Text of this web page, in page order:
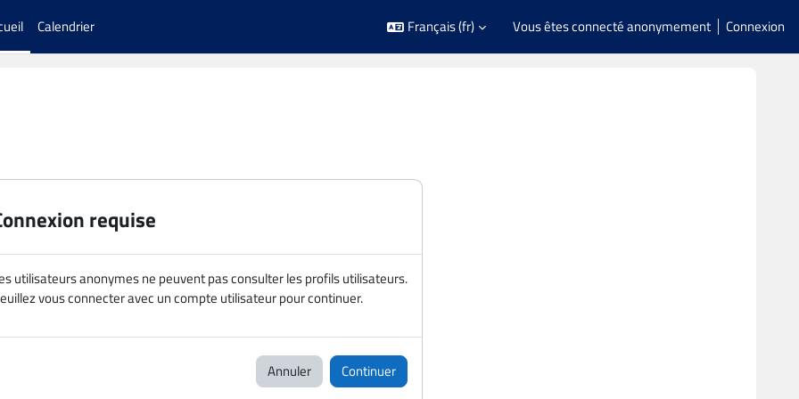
Calendrier Français ‎(fr)‎ Vous êtes connecté anonymement Connexion
requise
utilisateurs anonymes ne peuvent pas consulter les profils utilisateurs.
vous connecter avec un compte utilisateur pour continuer.
Annuler Continuer